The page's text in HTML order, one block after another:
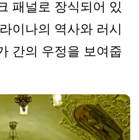
패널로 장식되어 있
이나의 역사와 러시
간의 우정을 보여줍